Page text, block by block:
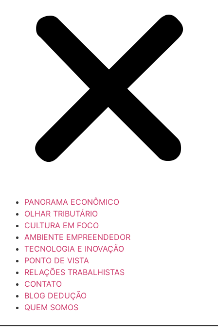
PANORAMA ECONÔMICO
OLHAR TRIBUTÁRIO
CULTURA EM FOCO
AMBIENTE EMPREENDEDOR
TECNOLOGIA E INOVAÇÃO
PONTO DE VISTA
RELAÇÕES TRABALHISTAS
CONTATO
BLOG DEDUÇÃO
QUEM SOMOS